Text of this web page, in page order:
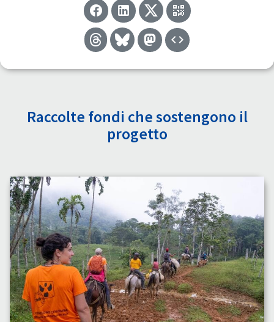
Raccolte fondi che sostengono il
progetto